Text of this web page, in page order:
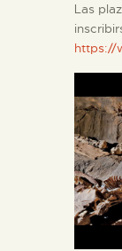
Las
https://